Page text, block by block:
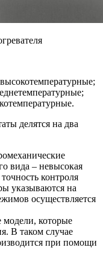
делятся на два
вида – невысокая
контроля
указываются на
осуществляется
которые
В таком случае
при помощи